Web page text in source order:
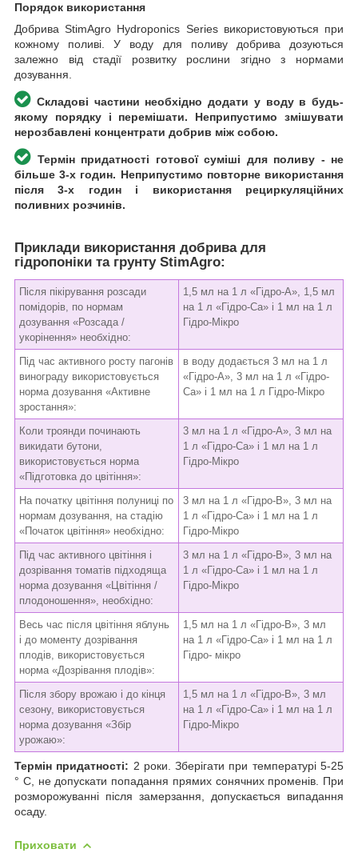
Порядок використання
Добрива StimAgro Hydroponics Series використовуються при
кожному поливі. У воду для поливу добрива дозуються
залежно від стадії розвитку рослини згідно з нормами
дозування.
Складові частини необхідно додати у воду в будь-
якому порядку і перемішати. Неприпустимо змішувати
нерозбавлені концентрати добрив між собою.
Термін придатності готової суміші для поливу - не
більше 3-х годин. Неприпустимо повторне використання
після 3-х годин і використання рециркуляційних
поливних розчинів.
Приклади використання добрива для
гідропоніки та грунту StimAgro:
Після пікірування розсади
помідорів, по нормам
дозування «Розсада /
укорінення» необхідно:
1,5 мл на 1 л «Гідро-А», 1,5 мл
на 1 л «Гідро-Ca» і 1 мл на 1 л
Гідро-Мікро
Під час активного росту пагонів
винограду використовується
норма дозування «Активне
зростання»:
в воду додається 3 мл на 1 л
«Гідро-А», 3 мл на 1 л «Гідро-
Ca» і 1 мл на 1 л Гідро-Мікро
Коли троянди починають
викидати бутони,
використовується норма
«Підготовка до цвітіння»:
3 мл на 1 л «Гідро-А», 3 мл на
1 л «Гідро-Ca» і 1 мл на 1 л
Гідро-Мікро
На початку цвітіння полуниці по
нормам дозування, на стадію
«Початок цвітіння» необхідно:
3 мл на 1 л «Гідро-В», 3 мл на
1 л «Гідро-Ca» і 1 мл на 1 л
Гідро-Мікро
Під час активного цвітіння і
дозрівання томатів підходяща
норма дозування «Цвітіння /
плодоношення», необхідно:
3 мл на 1 л «Гідро-В», 3 мл на
1 л «Гідро-Ca» і 1 мл на 1 л
Гідро-Мікро
Весь час після цвітіння яблунь
і до моменту дозрівання
плодів, використовується
норма «Дозрівання плодів»:
1,5 мл на 1 л «Гідро-В», 3 мл
на 1 л «Гідро-Ca» і 1 мл на 1 л
Гідро- мікро
Після збору врожаю і до кінця
сезону, використовується
норма дозування «Збір
урожаю»:
1,5 мл на 1 л «Гідро-В», 3 мл
на 1 л «Гідро-Ca» і 1 мл на 1 л
Гідро-Мікро
Термін придатності: 2 роки. Зберігати при температурі 5-25
° С, не допускати попадання прямих сонячних променів. При
розморожуванні після замерзання, допускається випадання
осаду.
Приховати